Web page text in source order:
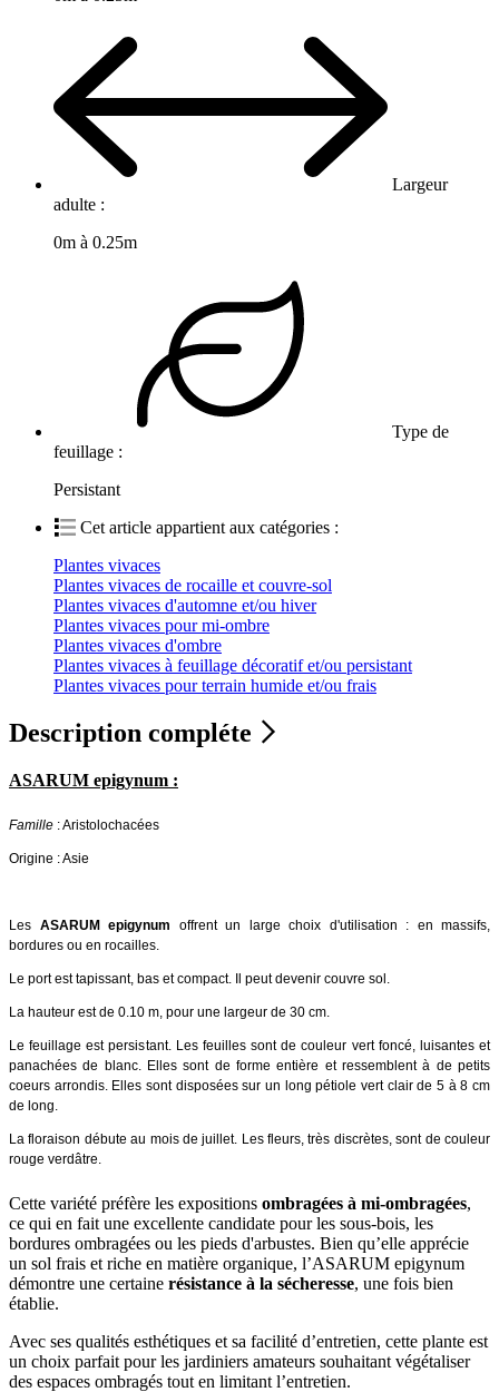
Largeur
adulte :
0m à 0.25m
Type de
feuillage :
Persistant
Cet article appartient aux catégories :
Plantes vivaces
Plantes vivaces de rocaille et couvre-sol
Plantes vivaces d'automne et/ou hiver
Plantes vivaces pour mi-ombre
Plantes vivaces d'ombre
Plantes vivaces à feuillage décoratif et/ou persistant
Plantes vivaces pour terrain humide et/ou frais
Description compléte
ASARUM epigynum :
Famille : Aristolochacées
Origine : Asie
Les ASARUM epigynum
offrent un large choix d'utilisation : en massifs,
bordures ou en rocailles.
Le port est tapissant, bas et compact. Il peut devenir couvre sol.
La hauteur est de 0.10 m, pour une largeur de 30 cm.
Le feuillage est persistant. Les feuilles sont de couleur vert foncé, luisantes et
panachées de blanc. Elles sont de forme entière et ressemblent à de petits
coeurs arrondis. Elles sont disposées sur un long pétiole vert clair de 5 à 8 cm
de long.
La floraison débute au mois de juillet. Les fleurs, très discrètes, sont de couleur
rouge verdâtre.
Cette variété préfère les expositions ombragées à mi-ombragées,
ce qui en fait une excellente candidate pour les sous-bois, les
bordures ombragées ou les pieds d'arbustes. Bien qu’elle apprécie
un sol frais et riche en matière organique, l’ASARUM epigynum
démontre une certaine résistance à la sécheresse, une fois bien
établie.
Avec ses qualités esthétiques et sa facilité d’entretien, cette plante est
un choix parfait pour les jardiniers amateurs souhaitant végétaliser
des espaces ombragés tout en limitant l’entretien.